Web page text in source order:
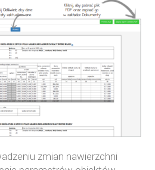
zmian nawierzchni